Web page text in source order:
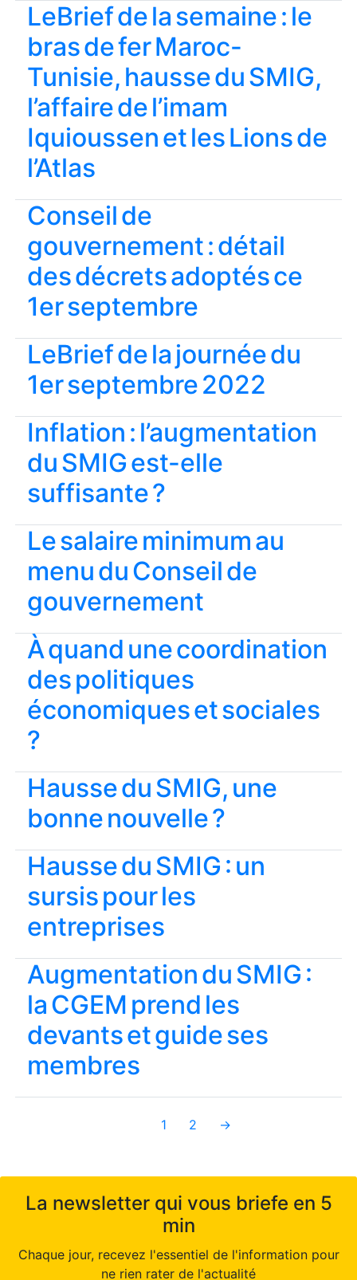
LeBrief de la semaine : le
bras de fer Maroc-
Tunisie, hausse du SMIG,
l’affaire de l’imam
Iquioussen et les Lions de
l’Atlas
Conseil de
gouvernement : détail
des décrets adoptés ce
1er septembre
LeBrief de la journée du
1er septembre 2022
Inflation : l’augmentation
du SMIG est-elle
suffisante ?
Le salaire minimum au
menu du Conseil de
gouvernement
À quand une coordination
des politiques
économiques et sociales
?
Hausse du SMIG, une
bonne nouvelle ?
Hausse du SMIG : un
sursis pour les
entreprises
Augmentation du SMIG :
la CGEM prend les
devants et guide ses
membres
1 2 →
La newsletter qui vous briefe en 5
min
Chaque jour, recevez l'essentiel de l'information pour
ne rien rater de l'actualité